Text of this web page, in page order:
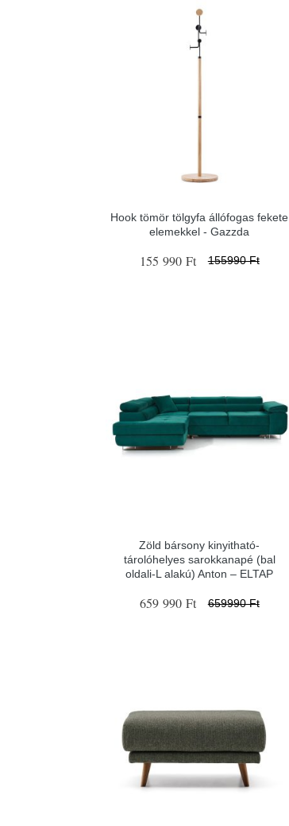
Hook tömör tölgyfa állófogas fekete
elemekkel - Gazzda
155 990 Ft 155990 Ft
Zöld bársony kinyitható-
tárolóhelyes sarokkanapé (bal
oldali-L alakú) Anton – ELTAP
659 990 Ft 659990 Ft